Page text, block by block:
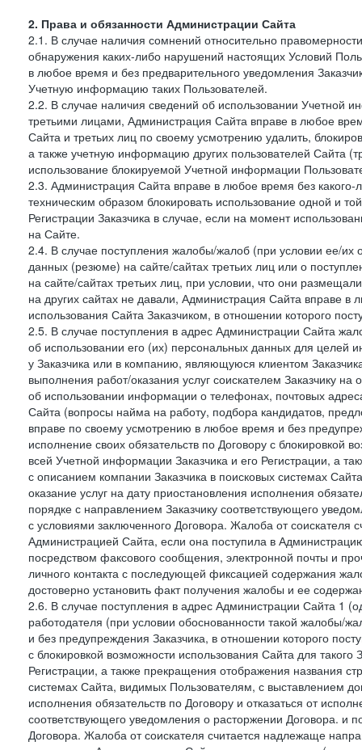
2. Права и обязанности Администрации Сайта
2.1. В случае наличия сомнений относительно
обнаружения каких-либо нарушений настоящих Условий
в любое время и без предварительного уведомления
Учетную информацию таких Пользователей.
2.2. В случае наличия сведений об использовании Учетной
третьими лицами, Администрация Сайта вправе в любое
Сайта и третьих лиц по своему усмотрению удалить,
а также учетную информацию других пользователей Сайта
использование блокируемой Учетной информации
2.3. Администрация Сайта вправе в любое время без
техническим образом блокировать использование одной и
Регистрации Заказчика в случае, если на момент
на Сайте.
2.4. В случае поступления жалобы/жалоб (при условии ее/их
данных (резюме) на сайте/сайтах третьих лиц или о
на сайте/сайтах третьих лиц, при условии, что они
на других сайтах не давали, Администрация Сайта вправе в
использования Сайта Заказчиком, в отношении которого
2.5. В случае поступления в адрес Администрации Сайта
об использовании его (их) персональных данных для целей
у Заказчика или в компанию, являющуюся клиентом
выполнения работ/оказания услуг соискателем Заказчику
об использовании информации о телефонах, почтовых
Сайта (вопросы найма на работу, подбора кандидатов,
вправе по своему усмотрению в любое время и без
исполнение своих обязательств по Договору с блокировкой
всей Учетной информации Заказчика и его Регистрации, а
с описанием компании Заказчика в поисковых системах
оказание услуг на дату приостановления исполнения
порядке с направлением Заказчику соответствующего
с условиями заключенного Договора. Жалоба от
Администрацией Сайта, если она поступила в
посредством факсового сообщения, электронной почты и
личного контакта с последующей фиксацией содержания
достоверно установить факт получения жалобы и ее
2.6. В случае поступления в адрес Администрации Сайта 1
работодателя (при условии обоснованности такой
и без предупреждения Заказчика, в отношении которого
с блокировкой возможности использования Сайта для
Регистрации, а также прекращения отображения названия
системах Сайта, видимых Пользователям, с выставлением
исполнения обязательств по Договору и отказаться от
соответствующего уведомления о расторжении Договора. и
Договора. Жалоба от соискателя считается надлежаще